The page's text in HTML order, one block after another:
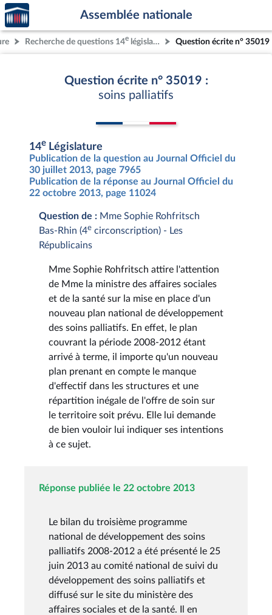
Aller au contenu
Aller en bas de la page
Accèder
à la
page
d'accueil
Assemblée nationale
Recherche de questions 14e législature Question écrite n° 35019
Question écrite n° 35019 :
soins palliatifs
14e Législature
Publication de la question au Journal Officiel du
30 juillet 2013, page 7965
Publication de la réponse au Journal Officiel du
22 octobre 2013, page 11024
Question de : Mme Sophie Rohfritsch
Bas-Rhin (4e circonscription) - Les
Républicains
Mme Sophie Rohfritsch attire l'attention
de Mme la ministre des affaires sociales
et de la santé sur la mise en place d'un
nouveau plan national de développement
des soins palliatifs. En effet, le plan
couvrant la période 2008-2012 étant
arrivé à terme, il importe qu'un nouveau
plan prenant en compte le manque
d'effectif dans les structures et une
répartition inégale de l'offre de soin sur
le territoire soit prévu. Elle lui demande
de bien vouloir lui indiquer ses intentions
à ce sujet.
Réponse publiée le 22 octobre 2013
Le bilan du troisième programme
national de développement des soins
palliatifs 2008-2012 a été présenté le 25
juin 2013 au comité national de suivi du
développement des soins palliatifs et
diffusé sur le site du ministère des
affaires sociales et de la santé. Il en